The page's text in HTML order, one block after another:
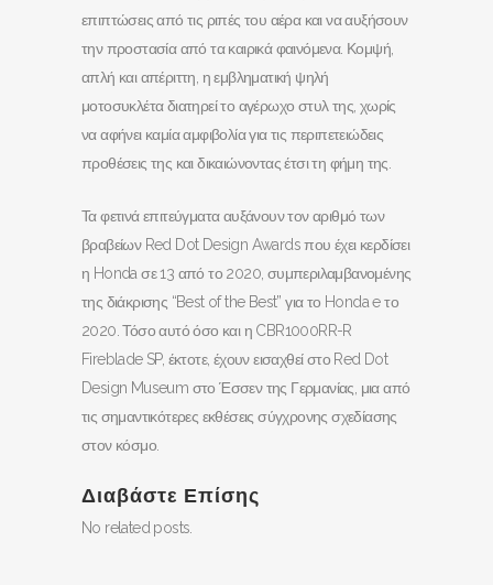
επιπτώσεις από τις ριπές του αέρα και να αυξήσουν
την προστασία από τα καιρικά φαινόμενα. Κομψή,
απλή και απέριττη, η εμβληματική ψηλή
μοτοσυκλέτα διατηρεί το αγέρωχο στυλ της, χωρίς
να αφήνει καμία αμφιβολία για τις περιπετειώδεις
προθέσεις της και δικαιώνοντας έτσι τη φήμη της.
Τα φετινά επιτεύγματα αυξάνουν τον αριθμό των
βραβείων Red Dot Design Awards που έχει κερδίσει
η Honda σε 13 από το 2020, συμπεριλαμβανομένης
της διάκρισης “Best of the Best” για το Honda e το
2020. Τόσο αυτό όσο και η CBR1000RR-R
Fireblade SP, έκτοτε, έχουν εισαχθεί στο Red Dot
Design Museum στο Έσσεν της Γερμανίας, μια από
τις σημαντικότερες εκθέσεις σύγχρονης σχεδίασης
στον κόσμο.
Διαβάστε Επίσης
No related posts.